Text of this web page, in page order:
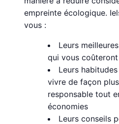
empreinte écologique.
vous :
Leurs
qui vous
Leurs
vivre de façon
responsable tout
économies
Leurs conseils